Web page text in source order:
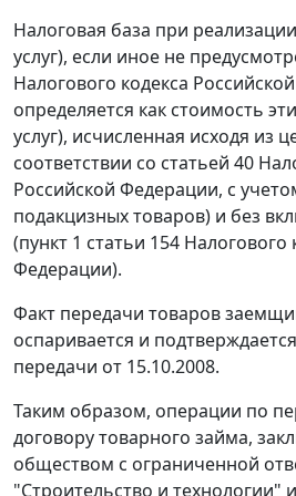
Налоговая база при
услуг), если иное не
Налогового кодекса
определяется как стоимость
услуг), исчисленная исходя из
соответствии со статьей 40
Российской Федерации, с
подакцизных товаров) и без
(пункт 1 статьи 154 Налогового
Федерации).
Факт передачи товаров
оспаривается и
передачи от 15.10.2008.
Таким образом, операции по
договору товарного займа,
обществом с ограниченной
"Строительство и технологии"